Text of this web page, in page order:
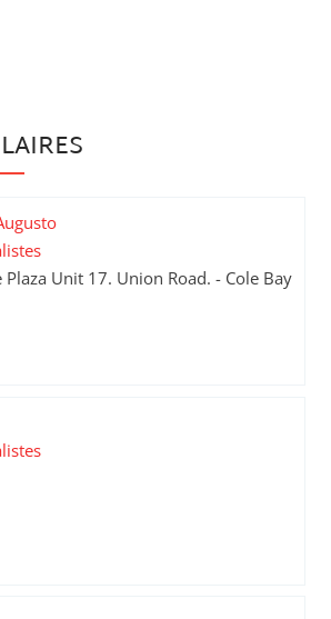
Plaza Unit 17. Union Road. - Cole Bay